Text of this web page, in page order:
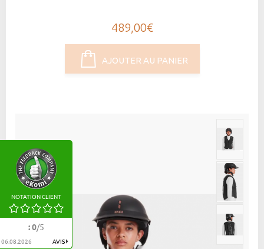
489,00€
AJOUTER AU PANIER
NOTATION CLIENT
:0/5
06.08.2026 AVIS